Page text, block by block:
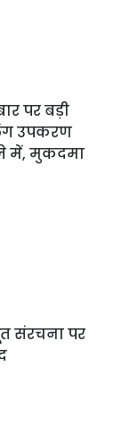
पर बड़ी
उपकरण
में, मुकदमा
संरचना पर